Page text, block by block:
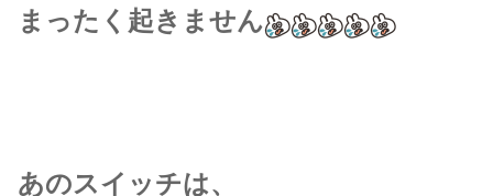
まったく起きません
あのスイッチは、